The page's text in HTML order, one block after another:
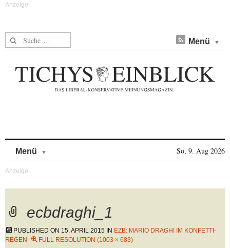
Suche nach: Menü
Menü So, 9. Aug 2026
ecbdraghi_1
PUBLISHED ON 15. APRIL 2015 IN EZB: MARIO DRAGHI IM KONFETTI-
REGEN
FULL RESOLUTION (1003 × 683)